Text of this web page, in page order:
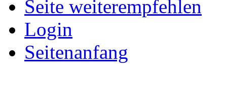
Seite weiterempfehlen
Login
Seitenanfang